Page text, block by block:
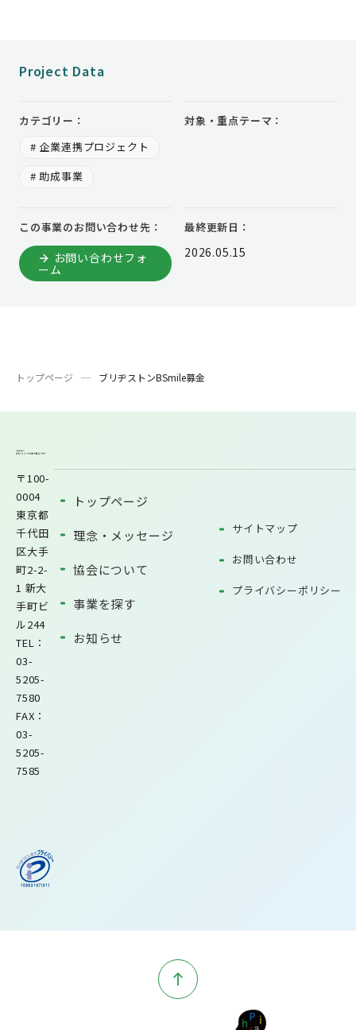
Project Data
カテゴリー：
# 企業連携プロジェクト
# 助成事業
対象・重点テーマ：
この事業のお問い合わせ先：
お問い合わせフォ
ーム
最終更新日：
2026.05.15
トップページ ブリヂストンBSmile募金
〒100-
0004
東京都
千代田
区大手
町2-2-
1 新大
手町ビ
ル244
TEL：
03-
5205-
7580
FAX：
03-
5205-
7585
トップページ
理念・メッセージ
協会について
事業を探す
お知らせ
サイトマップ
お問い合わせ
プライバシーポリシー